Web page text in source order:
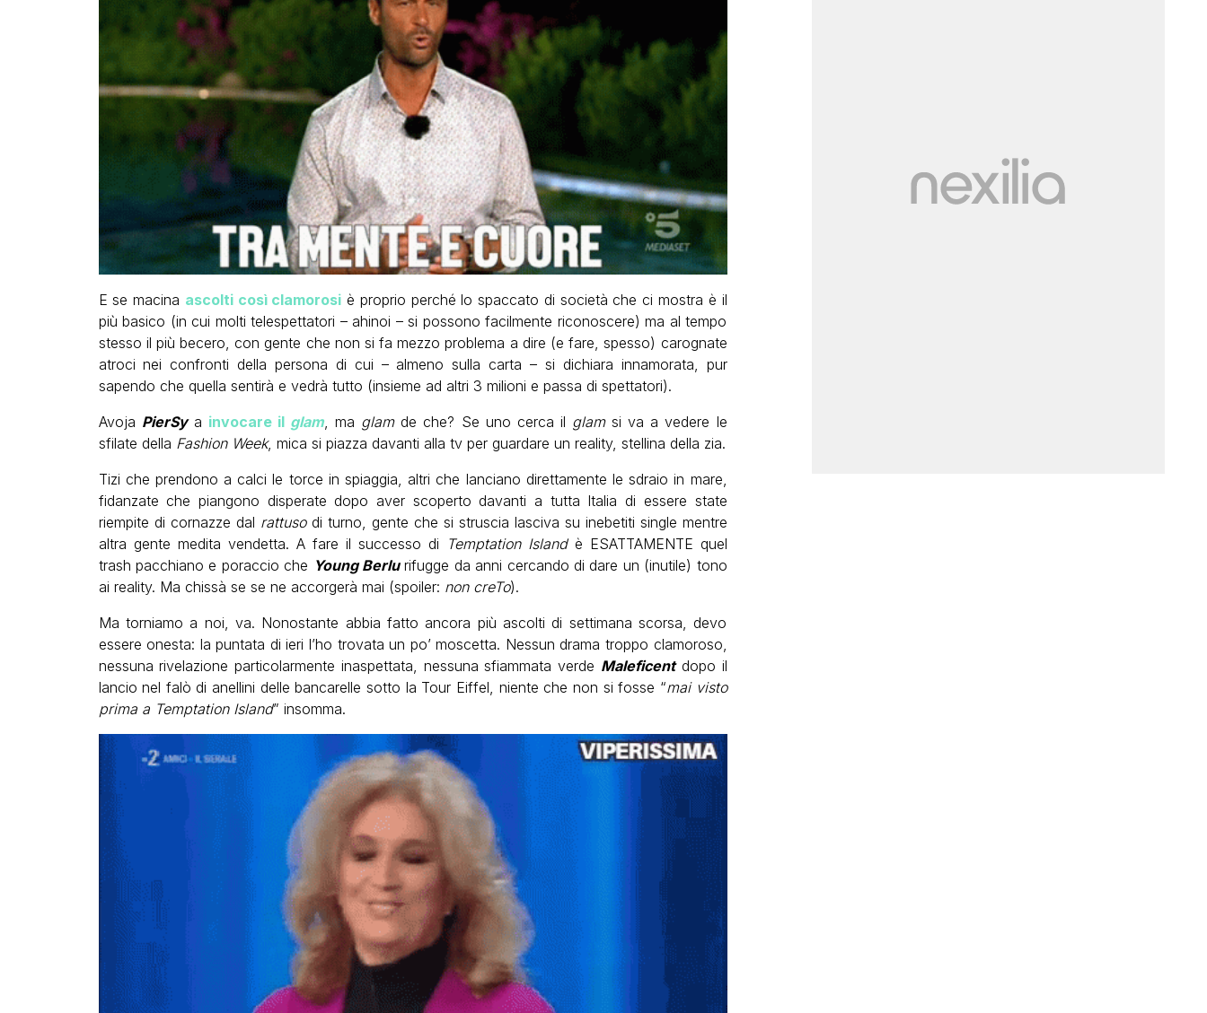
E se macina ascolti così clamorosi è proprio perché lo spaccato di società che ci mostra è il
più basico (in cui molti telespettatori – ahinoi – si possono facilmente riconoscere) ma al tempo
stesso il più becero, con gente che non si fa mezzo problema a dire (e fare, spesso) carognate
atroci nei confronti della persona di cui – almeno sulla carta – si dichiara innamorata, pur
sapendo che quella sentirà e vedrà tutto (insieme ad altri 3 milioni e passa di spettatori).
Avoja PierSy a invocare il glam , ma glamde che? Se uno cerca il glamsi va a vedere le
sfilate della Fashion Week, mica si piazza davanti alla tv per guardare un reality, stellina della zia.
Tizi che prendono a calci le torce in spiaggia, altri che lanciano direttamente le sdraio in mare,
fidanzate che piangono disperate dopo aver scoperto davanti a tutta Italia di essere state
riempite di cornazze dal rattusodi turno, gente che si struscia lasciva su inebetiti single mentre
altra gente medita vendetta. A fare il successo di Temptation Islandè ESATTAMENTE quel
trash pacchiano e poraccio che Young Berlurifugge da anni cercando di dare un (inutile) tono
ai reality. Ma chissà se se ne accorgerà mai (spoiler: non creTo).
Ma torniamo a noi, va. Nonostante abbia fatto ancora più ascolti di settimana scorsa, devo
essere onesta: la puntata di ieri l’ho trovata un po’ moscetta. Nessun drama troppo clamoroso,
nessuna rivelazione particolarmente inaspettata, nessuna sfiammata verde Maleficent dopo il
lancio nel falò di anellini delle bancarelle sotto la Tour Eiffel, niente che non si fosse “mai visto
prima a Temptation Island” insomma.